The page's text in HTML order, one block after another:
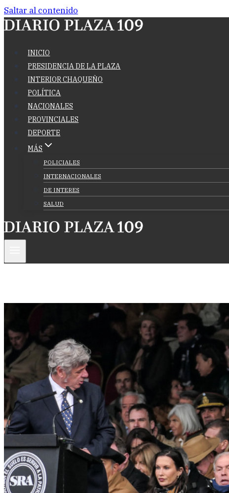
Saltar al contenido
INICIO
PRESIDENCIA DE LA PLAZA
INTERIOR CHAQUEÑO
POLÍTICA
NACIONALES
PROVINCIALES
DEPORTE
MÁS
POLICIALES
INTERNACIONALES
DE INTERES
SALUD